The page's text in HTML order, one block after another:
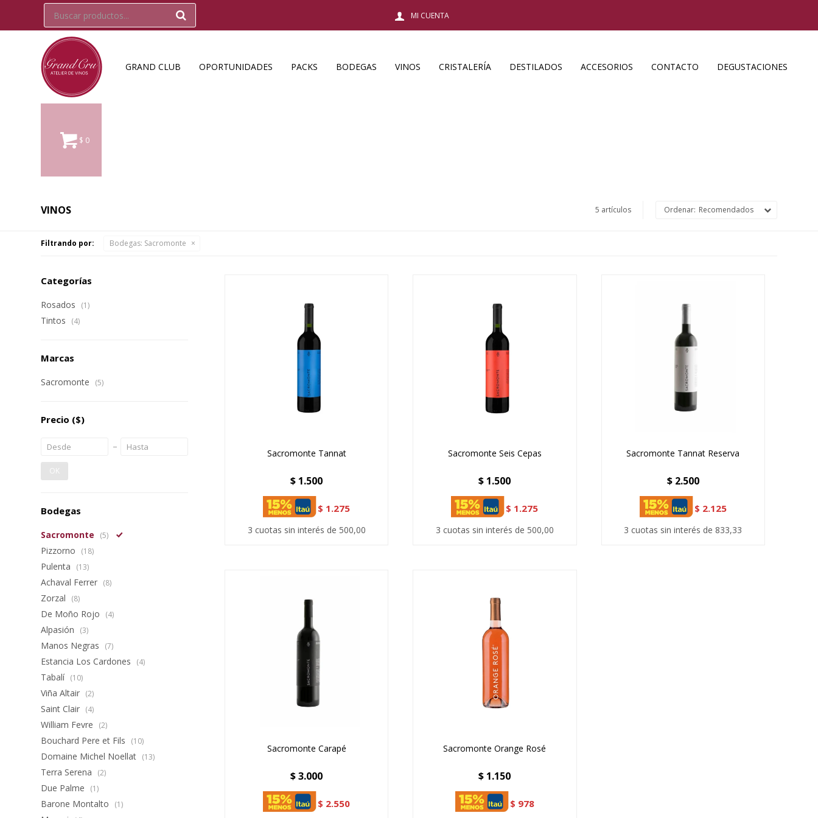
GRAND CLUB OPORTUNIDADES PACKS BODEGAS VINOS CRISTALERÍA DESTILADOS ACCESORIOS CONTACTO DEGUSTACIONES
$ 0
VINOS 5 artículos Recomendados
Filtrando por: Bodegas: Sacromonte
Sacromonte Tannat
$ 1.500
$ 1.275
3 cuotas sin interés de 500,00
Sacromonte Seis Cepas
$ 1.500
$ 1.275
3 cuotas sin interés de 500,00
Sacromonte Tannat Reserva
$ 2.500
$ 2.125
3 cuotas sin interés de 833,33
Sacromonte Carapé
$3.000
$ 2.550
Sacromonte Orange Rosé
$ 1.150
$ 978
Categorías
Rosados (1)
Tintos (4)
Marcas
Sacromonte (5)
Precio ($)
OK
Bodegas
Sacromonte (5)
Pizzorno (18)
Pulenta (13)
Achaval Ferrer (8)
Zorzal (8)
De Moño Rojo (4)
Alpasión (3)
Manos Negras (7)
Estancia Los Cardones (4)
Tabalí (10)
Viña Altair (2)
Saint Clair (4)
William Fevre (2)
Bouchard Pere et Fils (10)
Domaine Michel Noellat (13)
Terra Serena (2)
Due Palme (1)
Barone Montalto (1)